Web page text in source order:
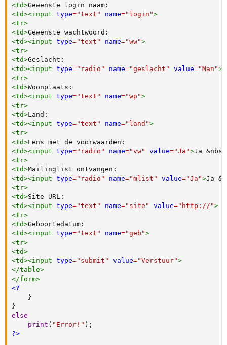
<td>
<td><input type="text " name=" login ">
<tr>
<td>
<td><input type="text " name="ww">
<tr>
<td>
<td><input type=" radio " name="geslacht " value="Man ">
<tr>
<td>
<td><input type="text " name="wp ">
<tr>
<td>
<td><input type="text " name=" land ">
<tr>
<td>
<td><input type=" radio " name="vw" value="Ja ">Ja
<tr>
<td>
<td><input type=" radio " name="mlist " value="Ja ">Ja
<tr>
<td>
<td><input type="text " name=" site " value=" http:// ">
<tr>
<td>
<td><input type="text " name="geb ">
<tr>
<td>
<td><input type=" submit " value="Verstuur">
</table>
</form>
<?
}
}
else
print ( "Error!" ) ;
?>